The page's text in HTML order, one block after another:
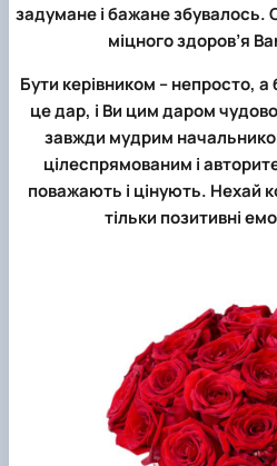
задумане і бажане збувалось.
міцного здоров’я
Бути керівником – непросто,
це дар, і Ви цим даром
завжди мудрим
цілеспрямованим і
поважають і цінують. Нехай
тільки позитивні